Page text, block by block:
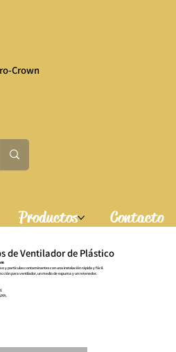
Crown
Productos Contacto
de Ventilador de Plástico
y partículas contaminantes con una instalación rápida y fácil.
para ventilador, un medio de espuma y un retenedor.